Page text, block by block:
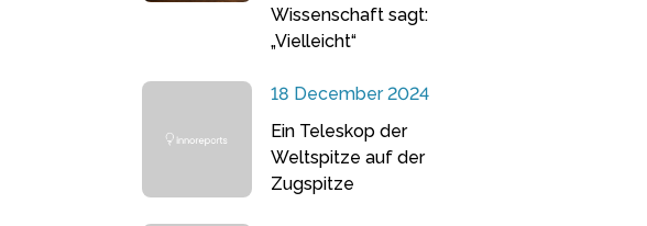
Wissenschaft sagt:
„Vielleicht“
18 December 2024
Ein Teleskop der
Weltspitze auf der
Zugspitze